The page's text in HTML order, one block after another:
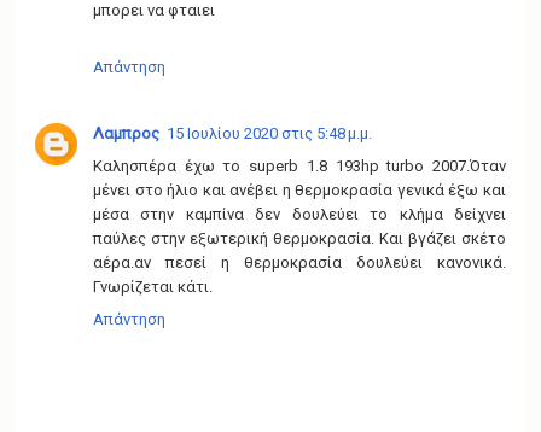
μπορει να φταιει
Απάντηση
Λαμπρος 15 Ιουλίου 2020 στις 5:48 μ.μ.
Καλησπέρα έχω το superb 1.8 193hp turbo 2007.Όταν
μένει στο ήλιο και ανέβει η θερμοκρασία γενικά έξω και
μέσα στην καμπίνα δεν δουλεύει το κλήμα δείχνει
παύλες στην εξωτερική θερμοκρασία. Και βγάζει σκέτο
αέρα.αν πεσεί η θερμοκρασία δουλεύει κανονικά.
Γνωρίζεται κάτι.
Απάντηση